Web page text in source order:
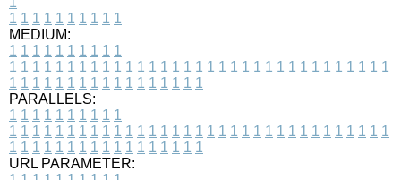
1 1 1 1 1 1 1 1 1 1
MEDIUM:
1 1 1 1 1 1 1 1 1 1
1 1 1 1 1 1 1 1 1 1 1 1 1 1 1 1 1 1 1 1 1 1 1 1 1 1 1 1 1 1 1 1 1
1 1 1 1 1 1 1 1 1 1 1 1 1 1 1 1 1
PARALLELS:
1 1 1 1 1 1 1 1 1 1
1 1 1 1 1 1 1 1 1 1 1 1 1 1 1 1 1 1 1 1 1 1 1 1 1 1 1 1 1 1 1 1 1
1 1 1 1 1 1 1 1 1 1 1 1 1 1 1 1 1
URL PARAMETER: